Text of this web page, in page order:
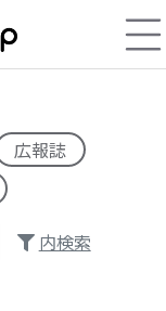
広報誌
内検索